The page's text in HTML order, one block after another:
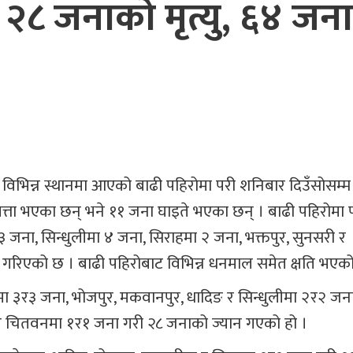
जनाको मृत्यु, ६४
स्थानमा आएको बाढी पहिरोमा परी शनिबार
भएका छन् भने ११ जना घाइते भएका छन् । बाढी पहिरोमा
सिन्धुलीमा ४ जना, सिराहमा २ जना, भक्तपुर, सुनसरी र
छ । बाढी पहिरोबाट विभिन्न धनमाल समेत क्षति
३र३ जना, भोजपुर, मकवानपुर, धादिङ र सिन्धुलीमा २र२
१र१ जना गरी २८ जनाको ज्यान गएको हो ।